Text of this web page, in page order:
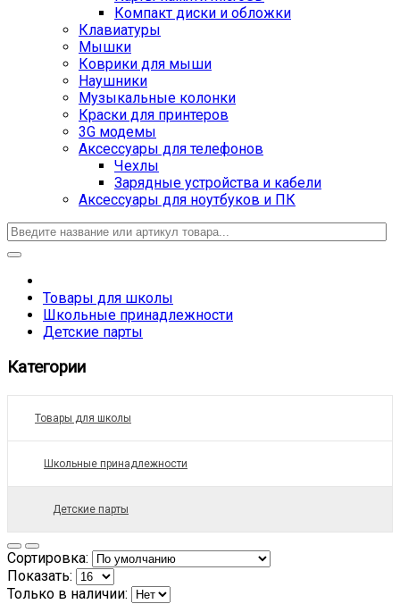
Компакт диски и обложки
Клавиатуры
Мышки
Коврики для мыши
Наушники
Музыкальные колонки
Краски для принтеров
3G модемы
Аксессуары для телефонов
Чехлы
Зарядные устройства и кабели
Аксессуары для ноутбуков и ПК
Товары для школы
Школьные принадлежности
Детские парты
Категории
Товары для школы
Школьные принадлежности
Детские парты
Сортировка:
Показать:
Только в наличии: